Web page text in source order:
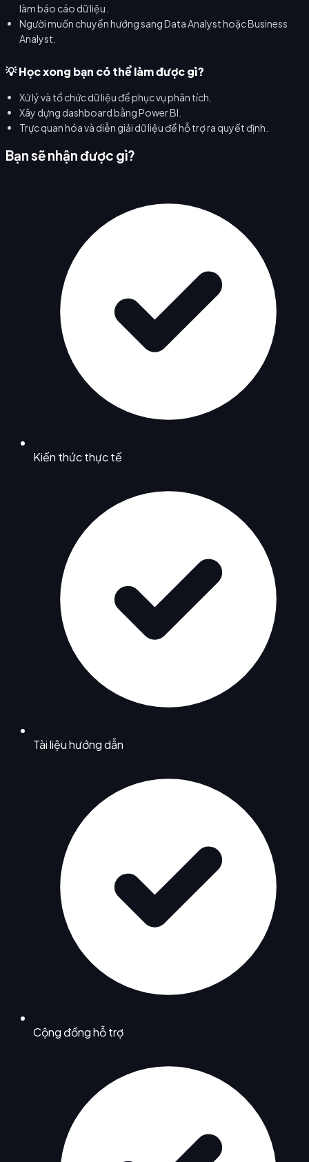
làm báo cáo dữ liệu.
Người muốn chuyển hướng sang Data Analyst hoặc Business
Analyst.
💡 Học xong bạn có thể làm được gì?
Xử lý và tổ chức dữ liệu để phục vụ phân tích.
Xây dựng dashboard bằng Power BI.
Trực quan hóa và diễn giải dữ liệu để hỗ trợ ra quyết định.
Bạn sẽ nhận được gì?
Kiến thức thực tế
Tài liệu hướng dẫn
Cộng đồng hỗ trợ